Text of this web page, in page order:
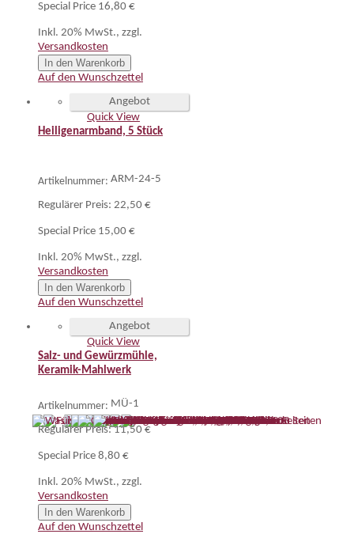
Special Price 16,80 €
Inkl. 20% MwSt., zzgl.
Versandkosten
In den Warenkorb
Auf den Wunschzettel
Angebot
Quick View
Heiligenarmband, 5 Stück
Artikelnummer: ARM-24-5
Regulärer Preis: 22,50 €
Special Price 15,00 €
Inkl. 20% MwSt., zzgl.
Versandkosten
In den Warenkorb
Auf den Wunschzettel
Angebot
Quick View
Salz- und Gewürzmühle,
Keramik-Mahlwerk
Artikelnummer: MÜ-1
Regulärer Preis: 11,50 €
Special Price 8,80 €
Inkl. 20% MwSt., zzgl.
Versandkosten
In den Warenkorb
Auf den Wunschzettel